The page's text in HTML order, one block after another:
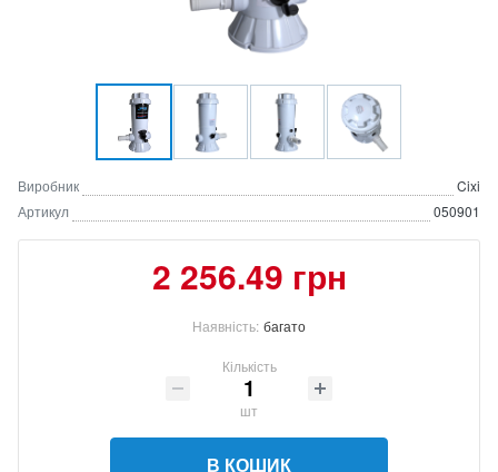
Виробник
Cixi
Артикул
050901
2 256.49 грн
Наявність: багато
Кількість
шт
В КОШИК